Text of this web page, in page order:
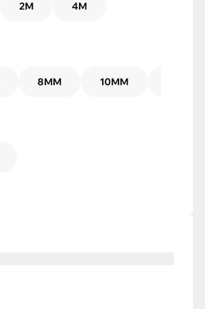
2М 4М
8ММ 10ММ